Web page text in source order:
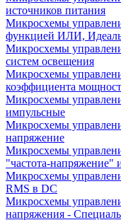
источников питания
Микросхемы
функцией ИЛИ,
Микросхемы
систем освещения
Микросхемы
коэффициента
Микросхемы
импульсные
Микросхемы
напряжение
Микросхемы
"частота-напряжение"
Микросхемы
RMS в DC
Микросхемы
напряжения -